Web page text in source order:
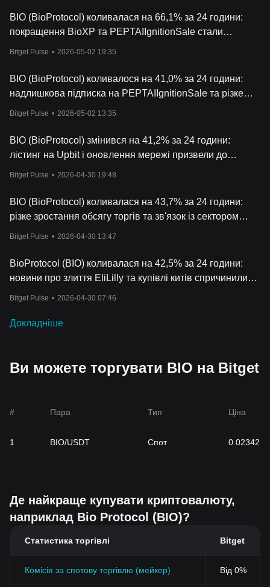
BIO (BioProtocol) коливалася на 66,1% за 24 години:
покращення BioXP та PEPTAIIgnitionSale стали
Bitget Pulse • 2026-05-02 19:35
BIO (BioProtocol) коливалося на 41,0% за 24 години:
надлишкова підписка на PEPTAIIgnitionSale та різке
Bitget Pulse • 2026-05-02 13:35
BIO (BioProtocol) змінився на 41,2% за 24 години:
лістинг на Upbit і оновлення мережі призвели до
Bitget Pulse • 2026-04-30 19:48
BIO (BioProtocol) коливалася на 43,7% за 24 години:
різке зростання обсягу торгів та зв'язок із сектором
Bitget Pulse • 2026-04-30 13:47
BioProtocol (BIO) коливалася на 42,5% за 24 години:
новини про злиття EliLilly та купівлі китів спричинили
Bitget Pulse • 2026-04-30 07:46
Докладніше
Ви можете торгувати BIO на Bitget
# Пара Тип Ціна
1 BIO/USDT Спот 0.02342
Де найкраще купувати криптовалюту,
наприклад Bio Protocol (BIO)?
Статистика торгівлі Bitget
Комісія за спотову торгівлю (мейкер) Від 0%